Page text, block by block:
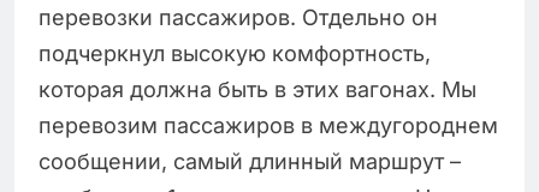
перевозки пассажиров. Отдельно он
подчеркнул высокую комфортность,
которая должна быть в этих вагонах. Мы
перевозим пассажиров в междугороднем
сообщении, самый длинный маршрут –